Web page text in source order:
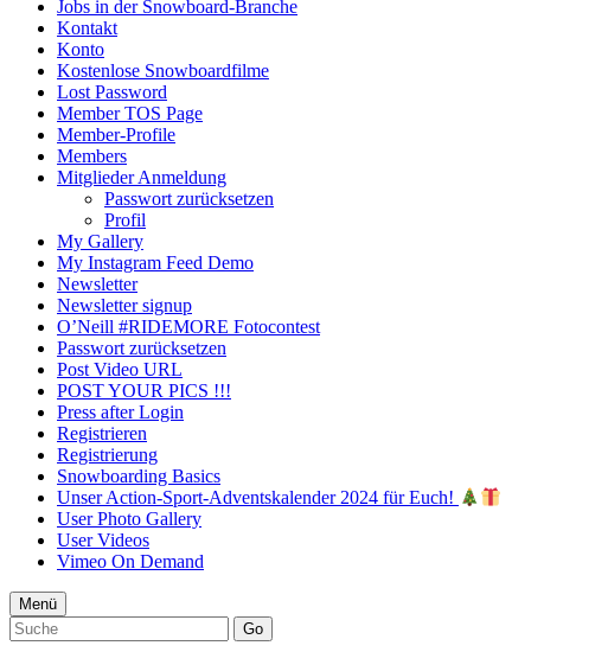
Jobs in der Snowboard-Branche
Kontakt
Konto
Kostenlose Snowboardfilme
Lost Password
Member TOS Page
Member-Profile
Members
Mitglieder Anmeldung
Passwort zurücksetzen
Profil
My Gallery
My Instagram Feed Demo
Newsletter
Newsletter signup
O’Neill #RIDEMORE Fotocontest
Passwort zurücksetzen
Post Video URL
POST YOUR PICS !!!
Press after Login
Registrieren
Registrierung
Snowboarding Basics
Unser Action-Sport-Adventskalender 2024 für Euch!
User Photo Gallery
User Videos
Vimeo On Demand
Menü
Go